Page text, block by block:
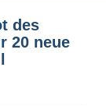
des
20 neue